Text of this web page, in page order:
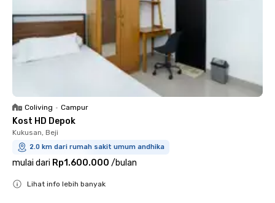
Coliving • Campur
Kost HD Depok
Kukusan, Beji
2.0 km dari rumah sakit umum andhika
mulai dari Rp1.600.000 /bulan
Lihat info lebih banyak